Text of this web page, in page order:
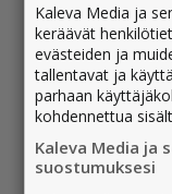
Vinkkejä
Kaleva Media ja
keräävät
evästeiden ja
tallentavat ja
parhaan
kohdennettua
Kaleva Media ja
suostumuksesi